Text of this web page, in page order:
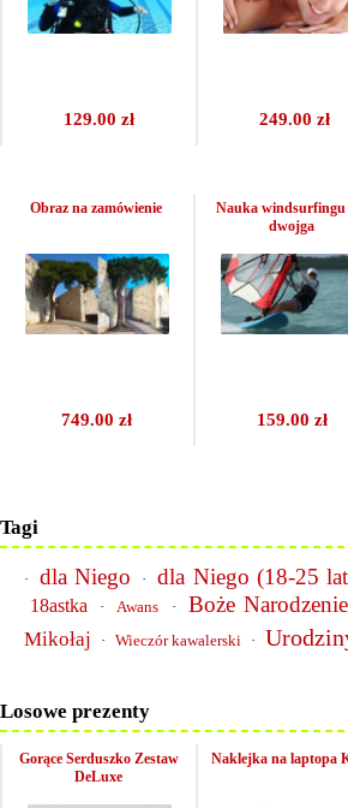
129.00 zł 249.00 zł
749.00 zł
Obraz na zamówienie
159.00 zł
Nauka windsurfingu
dwojga
Tagi
· dla Niego · dla Niego (18-25
18astka · Awans · Boże Narodzenie
Mikołaj · Wieczór kawalerski ·
Losowe prezenty
Gorące Serduszko Zestaw
DeLuxe
Naklejka na laptopa